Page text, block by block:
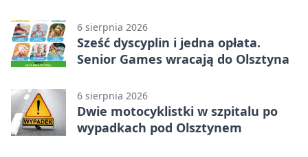
6 sierpnia 2026
Sześć dyscyplin i jedna opłata.
Senior Games wracają do Olsztyna
6 sierpnia 2026
Dwie motocyklistki w szpitalu po
wypadkach pod Olsztynem